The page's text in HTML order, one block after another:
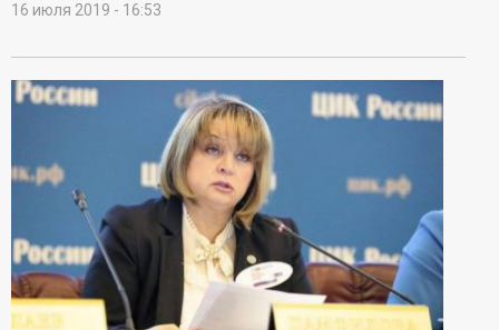
16 июля 2019 - 16:53